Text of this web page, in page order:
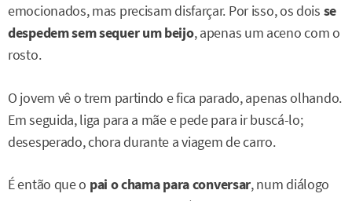
emocionados, mas precisam disfarçar. Por isso, os dois se
despedem sem sequer um beijo, apenas um aceno com o
rosto.
O jovem vê o trem partindo e fica parado, apenas olhando.
Em seguida, liga para a mãe e pede para ir buscá-lo;
desesperado, chora durante a viagem de carro.
É então que o pai o chama para conversar, num diálogo